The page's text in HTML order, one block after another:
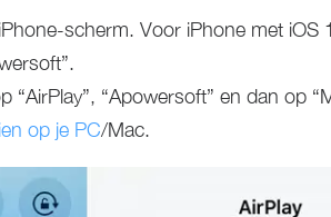
scherm. Voor iPhone met iOS
“Apowersoft” en dan op
op je PC/Mac.